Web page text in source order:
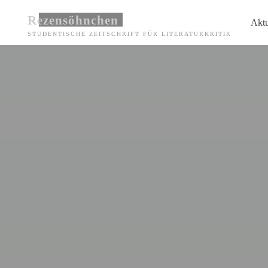
Rezensöhnchen
STUDENTISCHE ZEITSCHRIFT FÜR LITERATURKRITIK